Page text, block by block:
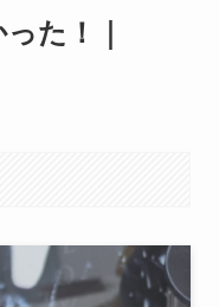
た！｜